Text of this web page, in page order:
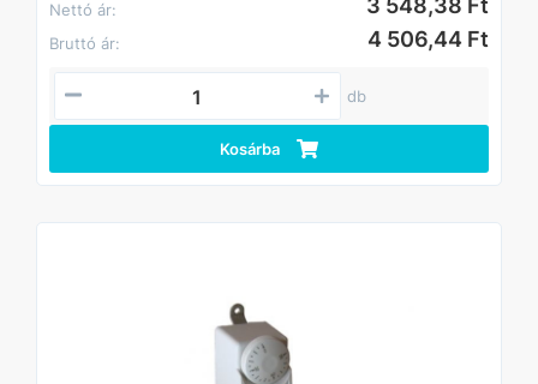
Nettó ár:
3 548,38 Ft
Bruttó ár: 4 506,44 Ft
db
Kosárba